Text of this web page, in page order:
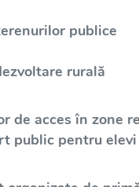
publice
rurală
de acces în zone
public pentru